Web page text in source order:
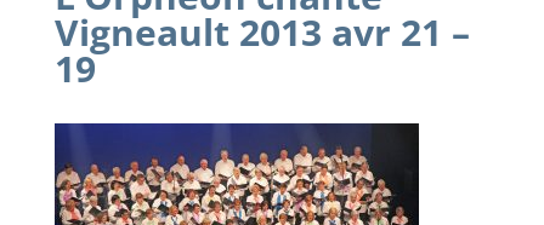
Vigneault 2013 avr 21 –
19